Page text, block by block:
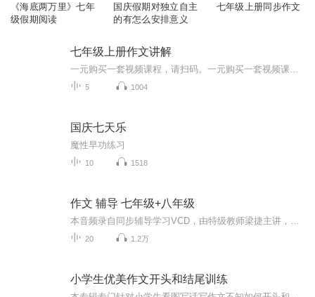
《海底两万里》七年
级假期阅读
国庆假期对独立自主
的有怎么安排意义
七年级上册同步作文
七年级上册作文讲解
5 1004
国庆七天乐
魔性早功练习
10 1518
作文 辅导 七年级+八年级
20 1.2万
小学生优美作文开头和结尾训练